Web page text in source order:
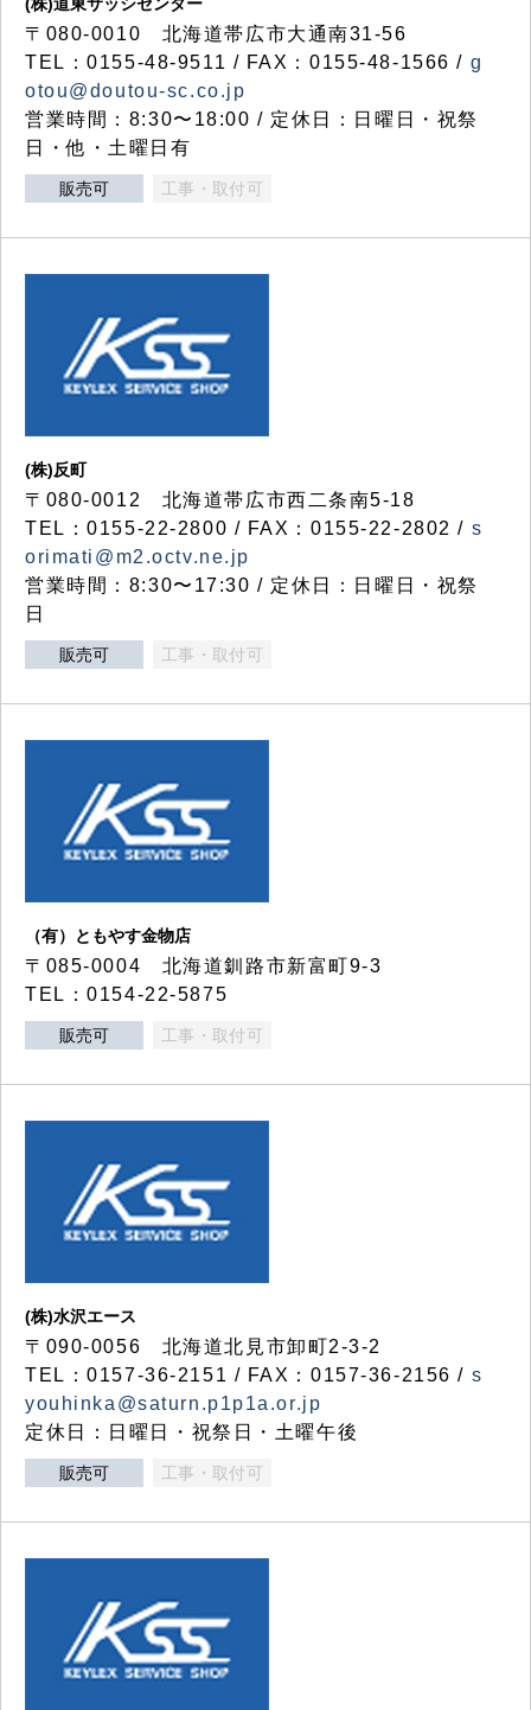
〒080-0010 北海道帯広市大通南31-56
TEL：0155-48-9511 / FAX：0155-48-1566 / g
otou@doutou-sc.co.jp
営業時間：8:30〜18:00 / 定休日：日曜日・祝祭
日・他・土曜日有
販売可 工事・取付可
(株)反町
〒080-0012 北海道帯広市西二条南5-18
TEL：0155-22-2800 / FAX：0155-22-2802 / s
orimati@m2.octv.ne.jp
営業時間：8:30〜17:30 / 定休日：日曜日・祝祭
日
販売可 工事・取付可
（有）ともやす金物店
〒085-0004 北海道釧路市新富町9-3
TEL：0154-22-5875
販売可 工事・取付可
(株)水沢エース
〒090-0056 北海道北見市卸町2-3-2
TEL：0157-36-2151 / FAX：0157-36-2156 / s
youhinka@saturn.p1p1a.or.jp
定休日：日曜日・祝祭日・土曜午後
販売可 工事・取付可